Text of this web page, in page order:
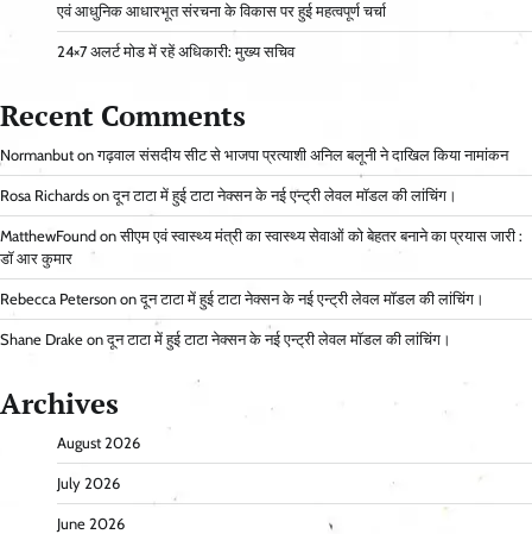
एवं आधुनिक आधारभूत संरचना के विकास पर हुई महत्वपूर्ण चर्चा
24×7 अलर्ट मोड में रहें अधिकारी: मुख्य सचिव
Recent Comments
Normanbut onगढ़वाल संसदीय सीट से भाजपा प्रत्याशी अनिल बलूनी ने दाखिल किया नामांकन
Rosa Richards onदून टाटा में हुई टाटा नेक्सन के नई एन्ट्री लेवल मॉडल की लांचिंग।
MatthewFound onसीएम एवं स्वास्थ्य मंत्री का स्वास्थ्य सेवाओं को बेहतर बनाने का प्रयास जारी :
डॉ आर कुमार
Rebecca Peterson onदून टाटा में हुई टाटा नेक्सन के नई एन्ट्री लेवल मॉडल की लांचिंग।
Shane Drake onदून टाटा में हुई टाटा नेक्सन के नई एन्ट्री लेवल मॉडल की लांचिंग।
Archives
August 2026
July 2026
June 2026